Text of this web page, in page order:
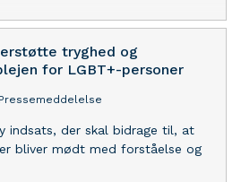
tryghed og
for LGBT+-personer
Pressemeddelelse
indsats, der skal bidrage til, at
bliver mødt med forståelse og